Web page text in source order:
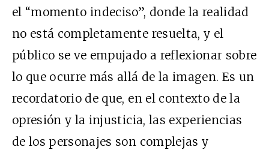
el “momento indeciso”, donde la realidad
no está completamente resuelta, y el
público se ve empujado a reflexionar sobre
lo que ocurre más allá de la imagen. Es un
recordatorio de que, en el contexto de la
opresión y la injusticia, las experiencias
de los personajes son complejas y